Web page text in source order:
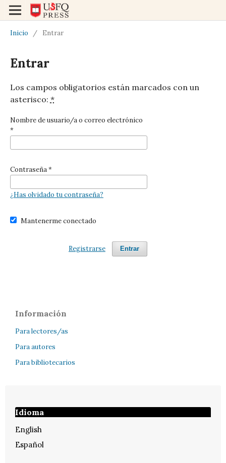
Inicio / Entrar
Entrar
Los campos obligatorios están marcados con un
asterisco: *
Nombre de usuario/a o correo electrónico
*
Contraseña*
¿Has olvidado tu contraseña?
Mantenerme conectado
Entrar
Registrarse
Información
Para lectores/as
Para autores
Para bibliotecarios
Idioma
English
Español